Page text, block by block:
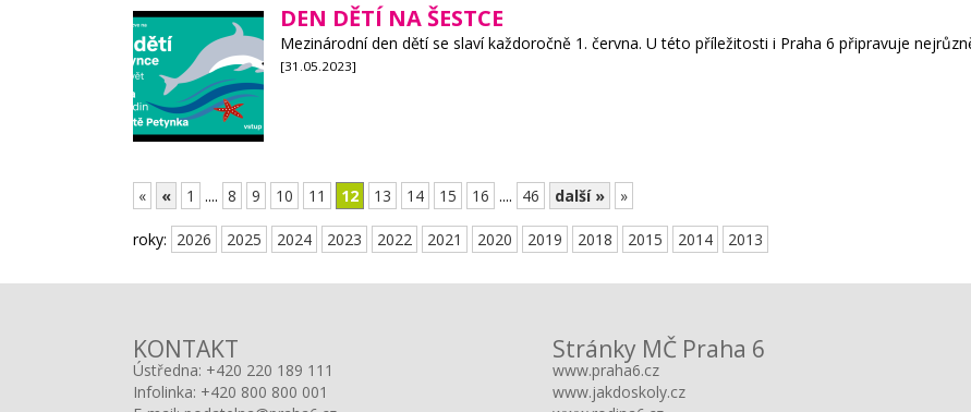
DEN DĚTÍ NA ŠESTCE
Mezinárodní den dětí se slaví každoročně 1. června. U této příležitosti i Praha 6 připravuje
[31.05.2023]
« « 1 .... 8 9 10 11 12 13 14 15 16 .... 46 další » »
roky: 2026 2025 2024 2023 2022 2021 2020 2019 2018 2015 2014 2013
KONTAKT
Ústředna: +420 220 189 111
Infolinka: +420 800 800 001
Stránky MČ Praha 6
www.praha6.cz
www.jakdoskoly.cz